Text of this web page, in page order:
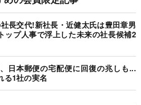
長交代!新社長・近健太氏は豊田章男
ップ人事で浮上した未来の社長候補2
日本郵便の宅配便に回復の兆しも...
る1社の実名